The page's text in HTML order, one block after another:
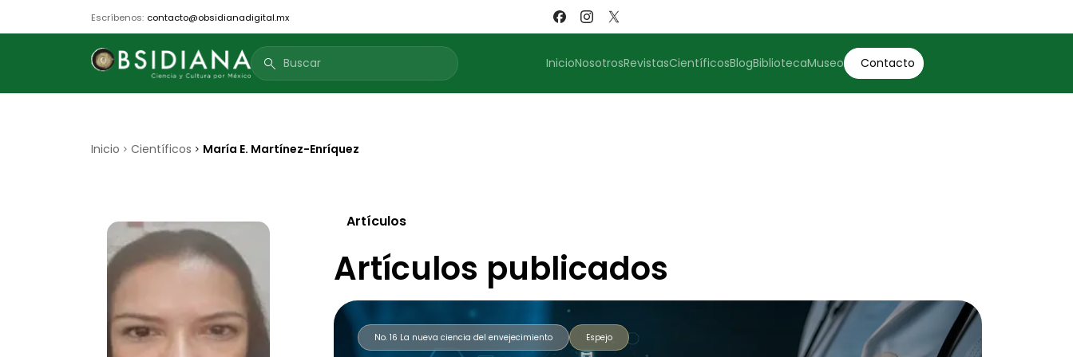
Escríbenos: contacto@obsidianadigital.mx
search InicioNosotrosRevistasCientíficosBlogBibliotecaMuseo Contacto
Inicio Científicos María E. Martínez-Enríquez
Artículos
Artículos publicados
No. 16 La nueva ciencia del envejecimiento Espejo